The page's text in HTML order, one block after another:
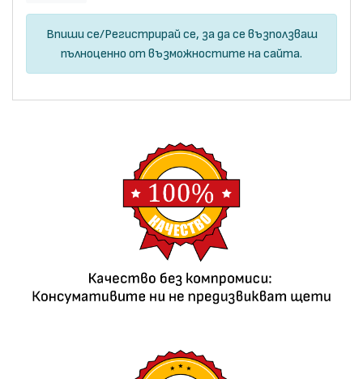
Впиши се/Регистрирай се, за да се възползваш
пълноценно от възможностите на сайта.